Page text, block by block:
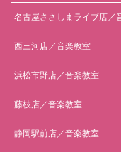
名古屋ささしまライブ店／
西三河店／音楽教室
浜松市野店／音楽教室
藤枝店／音楽教室
静岡駅前店／音楽教室